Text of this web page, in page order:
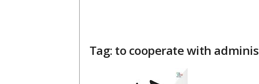
Tag: to cooperate with